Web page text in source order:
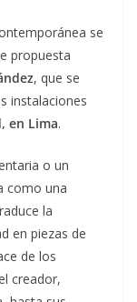
se
propuesta
, que se
instalaciones
en Lima.
o un
como una
la
en piezas de
de los
creador,